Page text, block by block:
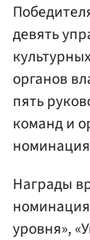
девять
органов
пять
команд и
Награды
уровня»,